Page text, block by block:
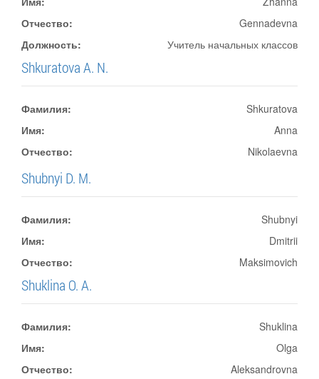
Отчество:
Gennadevna
Должность:
Учитель начальных классов
Shkuratova A. N.
Фамилия:
Shkuratova
Имя:
Anna
Отчество:
Nikolaevna
Shubnyi D. M.
Фамилия:
Shubnyi
Имя:
Dmitrii
Отчество:
Maksimovich
Shuklina O. A.
Фамилия:
Shuklina
Имя:
Olga
Отчество:
Aleksandrovna